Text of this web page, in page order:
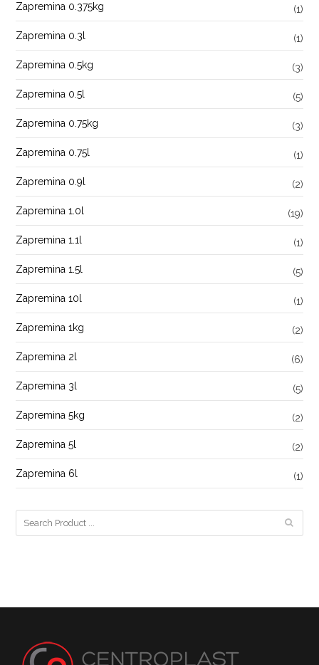
Zapremina 0.375kg (1)
Zapremina 0.3l (1)
Zapremina 0.5kg (3)
Zapremina 0.5l (5)
Zapremina 0.75kg (3)
Zapremina 0.75l (1)
Zapremina 0.9l (2)
Zapremina 1.0l (19)
Zapremina 1.1l (1)
Zapremina 1.5l (5)
Zapremina 10l (1)
Zapremina 1kg (2)
Zapremina 2l (6)
Zapremina 3l (5)
Zapremina 5kg (2)
Zapremina 5l (2)
Zapremina 6l (1)